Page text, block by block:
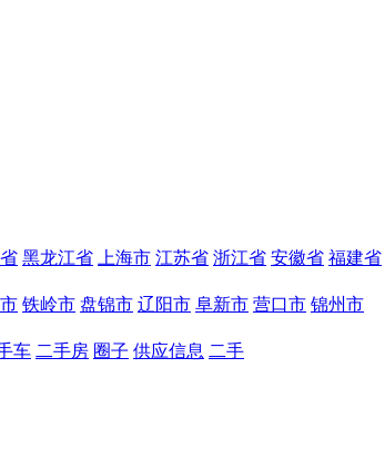
黑龙江省 上海市 江苏省 浙江省 安徽省 福建省
铁岭市 盘锦市 辽阳市 阜新市 营口市 锦州市
车 二手房 圈子 供应信息 二手